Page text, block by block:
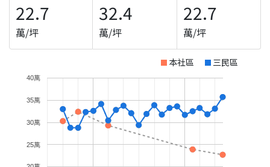
22.7
萬/坪
32.4
萬/坪
22.7
萬/坪
本社區 三民區
25萬
30萬
35萬
40萬